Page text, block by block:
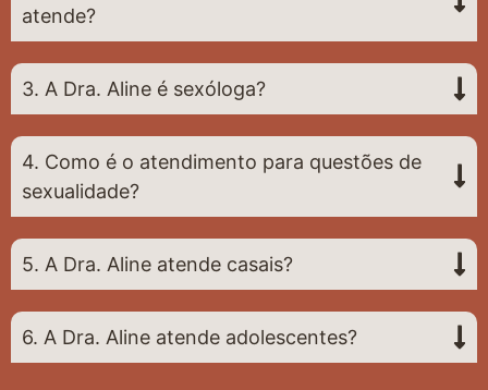
atende?
3. A Dra. Aline é sexóloga?
4. Como é o atendimento para questões de
sexualidade?
5. A Dra. Aline atende casais?
6. A Dra. Aline atende adolescentes?